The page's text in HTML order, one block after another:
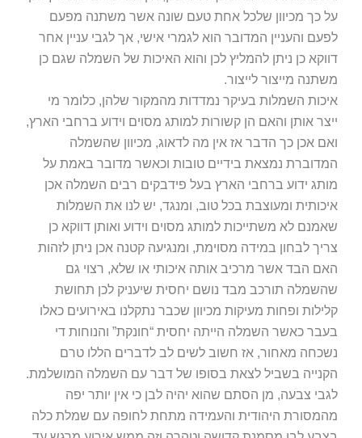
על כך מכיוון שלכל אחת טעם שונה אשר משתנה מפעם
לפעם והעניין המדובר הוא לגמרי אישי, אך לגבי עניין אחר
דווקא כן ניתן להמליץ לכן והוא האיכות של השמלה שגם כן
משתנה מייצור לייצור.
איכות השמלות בעיקר נמדדות מהמקור שלהן, כלומר מי
ייצר אותן והאם הן קשורות למותג מסוים וידוע ברחבי הארץ,
ואם אכן כך הדבר אז אין מה לדאוג, מכיוון שהשמלה
המדוברת נמצאת בידיים טובות וכאשר מדובר באמת על
מותג ידוע ברחבי הארץ בעל פידבקים רבים השמלה אכן
איכותית ומעוצבת בכל טוב, ומנגד, יש לנו את השמלות
שאמנם לא משתייכות למותג מסוים וידוע ואותן דווקא כן
צריך לבחון במידה מסוימת, ומנגיעה קטנה אכן ניתן לזהות
האם הבד אשר מרכיב אותה איכותי או שלא, רצוי גם
שהשמלה תורכב מבד נושם יחסית שיעניק לכן תחושת
קלילות ופחות מעיקות מכיוון שכבר נתקלנו באירועים כאלו
בעבר כאשר השמלה הייתה יחסית “חונקת” והנוחות די
נשכחה מאחור, אז חשוב לשים לב לדברים הללו טרם
הקנייה בשביל לצאת בסופו של דבר עם השמלה המושלמת.
לגבי צבעה, מן הסתם שהוא יהיה לבן כי אין יותר יפה
מהמסורת היהודית והעמידה מתחת לחופה עם שמלת כלה